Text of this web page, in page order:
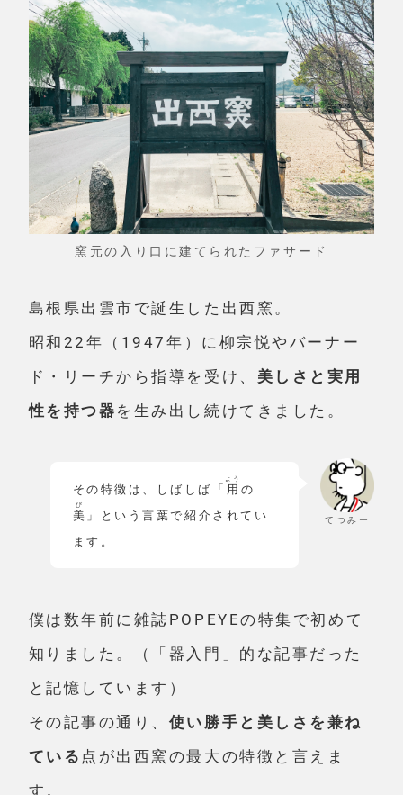
窯元の入り口に建てられたファサード
島根県出雲市で誕生した出西窯。
昭和22年（1947年）に柳宗悦やバーナー
ド・リーチから指導を受け、 美しさと実用
性を持つ器 を生み出し続けてきました。
てつみー
その特徴は、しばしば「 用
よう
の
美
び
」という言葉で紹介されてい
ます。
僕は数年前に雑誌POPEYEの特集で初めて
知りました。（「器入門」的な記事だった
と記憶しています）
その記事の通り、 使い勝手と美しさを兼ね
ている 点が出西窯の最大の特徴と言えま
す。